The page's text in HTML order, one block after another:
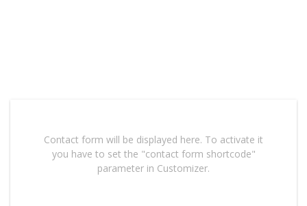
Contact form will be displayed here. To activate it
you have to set the "contact form shortcode"
parameter in Customizer.